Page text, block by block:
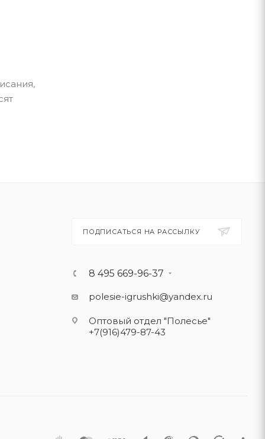
ПОДПИСАТЬСЯ НА РАССЫЛКУ
8 495 669-96-37
polesie-igrushki@yandex.ru
Оптовый отдел "Полесье"
+7(916)479-87-43